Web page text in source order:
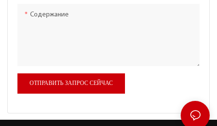
Содержание
ОТПРАВИТЬ ЗАПРОС СЕЙЧАС